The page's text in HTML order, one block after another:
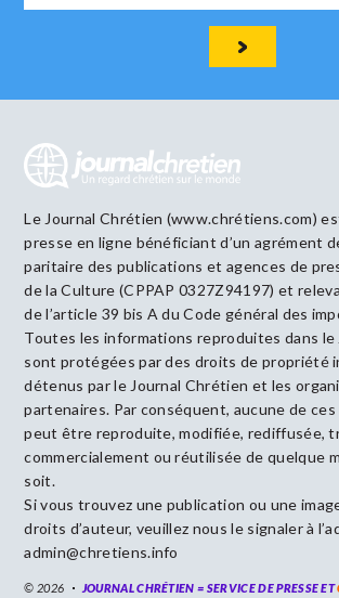
Le Journal Chrétien (www.chrétiens.com)
presse en ligne bénéficiant d’un agrément
paritaire des publications et agences de
de la Culture (CPPAP 0327Z94197) et
de l’article 39 bis A du Code général des
Toutes les informations reproduites dans le
sont protégées par des droits de propriété
détenus par le Journal Chrétien et les
partenaires. Par conséquent, aucune de
peut être reproduite, modifiée, rediffusée,
commercialement ou réutilisée de quelque
soit.
Si vous trouvez une publication ou une
droits d’auteur, veuillez nous le signaler à
admin@chretiens.info
© 2026 JOURNAL CHRÉTIEN = SERVICE DE PRESSE ET